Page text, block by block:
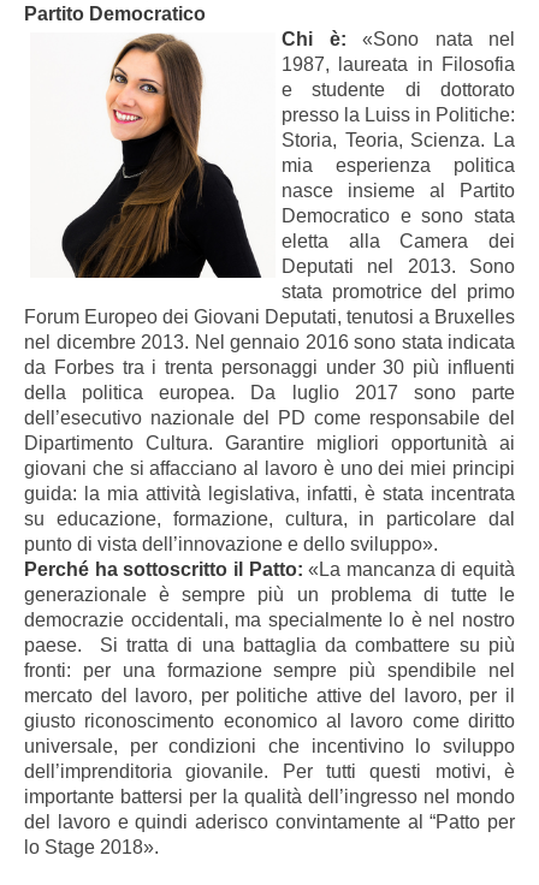
Partito Democratico
Chi è: «Sono nata nel
1987, laureata in Filosofia
e studente di dottorato
presso la Luiss in Politiche:
Storia, Teoria, Scienza. La
mia esperienza politica
nasce insieme al Partito
Democratico e sono stata
eletta alla Camera dei
Deputati nel 2013. Sono
stata promotrice del primo
Forum Europeo dei Giovani Deputati, tenutosi a Bruxelles
nel dicembre 2013. Nel gennaio 2016 sono stata indicata
da Forbes tra i trenta personaggi under 30 più influenti
della politica europea. Da luglio 2017 sono parte
dell’esecutivo nazionale del PD come responsabile del
Dipartimento Cultura. Garantire migliori opportunità ai
giovani che si affacciano al lavoro è uno dei miei principi
guida: la mia attività legislativa, infatti, è stata incentrata
su educazione, formazione, cultura, in particolare dal
punto di vista dell’innovazione e dello sviluppo».
Perché ha sottoscritto il Patto: «La mancanza di equità
generazionale è sempre più un problema di tutte le
democrazie occidentali, ma specialmente lo è nel nostro
paese. Si tratta di una battaglia da combattere su più
fronti: per una formazione sempre più spendibile nel
mercato del lavoro, per politiche attive del lavoro, per il
giusto riconoscimento economico al lavoro come diritto
universale, per condizioni che incentivino lo sviluppo
dell’imprenditoria giovanile. Per tutti questi motivi, è
importante battersi per la qualità dell’ingresso nel mondo
del lavoro e quindi aderisco convintamente al “Patto per
lo Stage 2018».